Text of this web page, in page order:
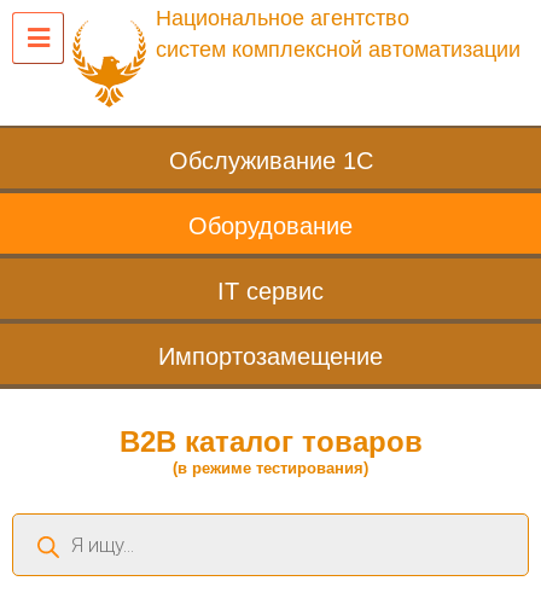
Национальное агентство
систем комплексной автоматизации
Обслуживание 1С
Оборудование
IT сервис
Импортозамещение
B2B каталог товаров
(в режиме тестирования)
Поиск
товаров